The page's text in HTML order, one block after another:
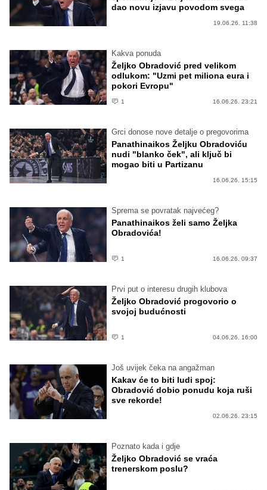
dao novu izjavu povodom svega
19.06.26. 11:38
Kakva ponuda
Željko Obradović pred velikom
odlukom: "Uzmi pet miliona eura i
pokori Evropu"
1 16.06.26. 23:21
Grci donose nove detalje o pregovorima
Panathinaikos Željku Obradoviću
nudi "blanko ček", ali ključ bi
mogao biti u Partizanu
16.06.26. 15:15
Sprema se povratak najvećeg?
Panathinaikos želi samo Željka
Obradovića!
1 16.06.26. 09:37
Prvi put o interesu drugih klubova
Željko Obradović progovorio o
svojoj budućnosti
1 04.06.26. 16:00
Još uvijek čeka na angažman
Kakav će to biti ludi spoj:
Obradović dobio ponudu koja ruši
sve rekorde!
02.06.26. 23:15
Poznato kada i gdje
Željko Obradović se vraća
trenerskom poslu?